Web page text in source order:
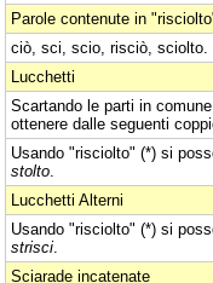
Parole contenute in
ciò, sci, scio, risciò, sciolto.
Lucchetti
Scartando le parti in
ottenere dalle seguenti
Usando "risciolto" (*) si
stolto
Lucchetti Alterni
Usando "risciolto" (*) si
strisci
Sciarade incatenate